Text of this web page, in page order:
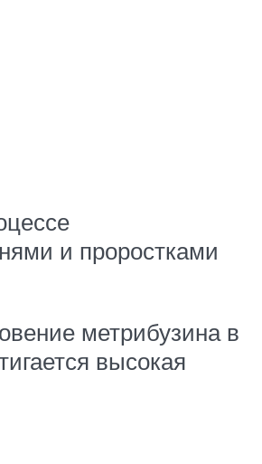
и проростками
метрибузина в
высокая